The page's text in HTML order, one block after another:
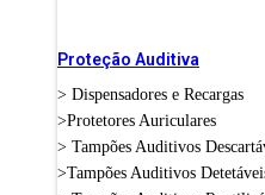
Proteção Auditiva
> Dispensadores e Recargas
>Protetores Auriculares
> Tampões Auditivos
>Tampões Auditivos